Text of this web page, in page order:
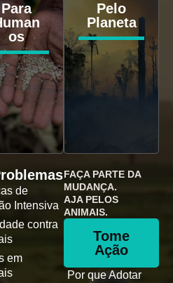
Para
os
Pelo
Planeta
de
Intensiva
contra
em
FAÇA PARTE DA
MUDANÇA.
AJA PELOS
ANIMAIS.
Tome
Ação
Por que Adotar